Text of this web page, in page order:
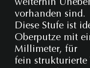
vorhanden sind.
Diese Stufe ist
Oberputze mit
Millimeter, für
fein strukturierte